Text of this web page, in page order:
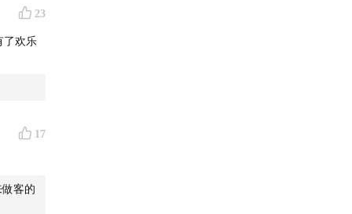
23
了欢乐
17